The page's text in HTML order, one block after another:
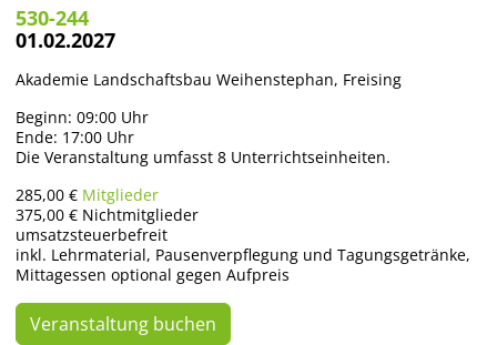
530-244
01.02.2027
Akademie Landschaftsbau Weihenstephan, Freising
Beginn: 09:00 Uhr
Ende: 17:00 Uhr
Die Veranstaltung umfasst 8 Unterrichtseinheiten.
285,00 € Mitglieder
375,00 € Nichtmitglieder
umsatzsteuerbefreit
inkl. Lehrmaterial, Pausenverpflegung und Tagungsgetränke,
Mittagessen optional gegen Aufpreis
Veranstaltung buchen